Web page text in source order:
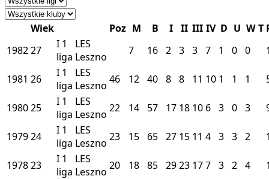
Wiek Poz M B I II III IV D U W T
198227 I 1
liga
LES
Leszno
7 16 2 3 3 7 1 0 0
1981 26 I 1
liga
LES
Leszno 46 12 40 8 8 11 10 1 1 1
198025 I 1
liga
LES
Leszno 22 14 57 17 18 10 6 3 0 3
197924 I 1
liga
LES
Leszno 23 15 65 27 15 11 4 3 3 2
197823 I 1
liga
LES
Leszno 20 18 85 2923 177 3 2 4